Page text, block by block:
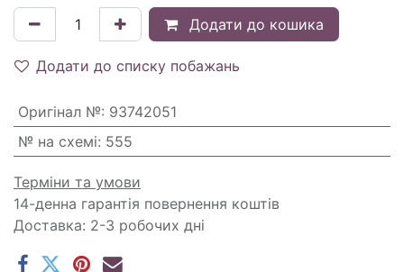
Додати до кошика
Додати до списку побажань
Оригінал №: 93742051
№ на схемі: 555
Терміни та умови
14-денна гарантія повернення коштів
Доставка: 2-3 робочих дні